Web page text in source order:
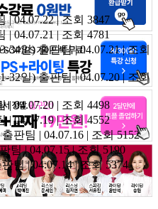
| 04.07.22 | 조회 3847
| 04.07.21 | 조회 4781
34일)출판팀 | 04.07.21 | 조회
32일)출판팀 | 04.07.20 | 조회
| 04.07.20 | 조회 4498
| 04.07.19 | 조회 4552
출판팀 | 04.07.16 | 조회 5152
팀 | 04.07.15 | 조회 5190
판팀 | 04.07.14 | 조회 5374